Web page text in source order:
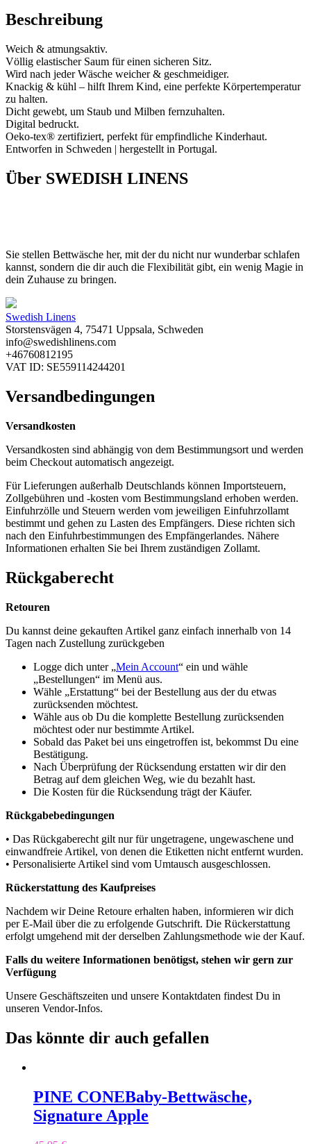
Beschreibung
Weich & atmungsaktiv.
Völlig elastischer Saum für einen sicheren Sitz.
Wird nach jeder Wäsche weicher & geschmeidiger.
Knackig & kühl – hilft Ihrem Kind, eine perfekte Körpertemperatur
zu halten.
Dicht gewebt, um Staub und Milben fernzuhalten.
Digital bedruckt.
Oeko-tex® zertifiziert, perfekt für empfindliche Kinderhaut.
Entworfen in Schweden | hergestellt in Portugal.
Über SWEDISH LINENS
Sie stellen Bettwäsche her, mit der du nicht nur wunderbar schlafen
kannst, sondern die dir auch die Flexibilität gibt, ein wenig Magie in
dein Zuhause zu bringen.
Swedish Linens
Storstensvägen 4, 75471 Uppsala, Schweden
info@swedishlinens.com
+46760812195
VAT ID: SE559114244201
Versandbedingungen
Versandkosten
Versandkosten sind abhängig von dem Bestimmungsort und werden
beim Checkout automatisch angezeigt.
Für Lieferungen außerhalb Deutschlands können Importsteuern,
Zollgebühren und -kosten vom Bestimmungsland erhoben werden.
Einfuhrzölle und Steuern werden vom jeweiligen Einfuhrzollamt
bestimmt und gehen zu Lasten des Empfängers. Diese richten sich
nach den Einfuhrbestimmungen des Empfängerlandes. Nähere
Informationen erhalten Sie bei Ihrem zuständigen Zollamt.
Rückgaberecht
Retouren
Du kannst deine gekauften Artikel ganz einfach innerhalb von 14
Tagen nach Zustellung zurückgeben
Logge dich unter „Mein Account“ ein und wähle
„Bestellungen“ im Menü aus.
Wähle „Erstattung“ bei der Bestellung aus der du etwas
zurücksenden möchtest.
Wähle aus ob Du die komplette Bestellung zurücksenden
möchtest oder nur bestimmte Artikel.
Sobald das Paket bei uns eingetroffen ist, bekommst Du eine
Bestätigung.
Nach Überprüfung der Rücksendung erstatten wir dir den
Betrag auf dem gleichen Weg, wie du bezahlt hast.
Die Kosten für die Rücksendung trägt der Käufer.
Rückgabebedingungen
• Das Rückgaberecht gilt nur für ungetragene, ungewaschene und
einwandfreie Artikel, von denen die Etiketten nicht entfernt wurden.
• Personalisierte Artikel sind vom Umtausch ausgeschlossen.
Rückerstattung des Kaufpreises
Nachdem wir Deine Retoure erhalten haben, informieren wir dich
per E-Mail über die zu erfolgende Gutschrift. Die Rückerstattung
erfolgt umgehend mit der derselben Zahlungsmethode wie der Kauf.
Falls du weitere Informationen benötigst, stehen wir gern zur
Verfügung
Unsere Geschäftszeiten und unsere Kontaktdaten findest Du in
unseren Vendor-Infos.
Das könnte dir auch gefallen
PINE CONEBaby-Bettwäsche,
Signature Apple